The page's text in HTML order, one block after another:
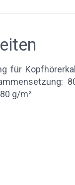
für
g/m²